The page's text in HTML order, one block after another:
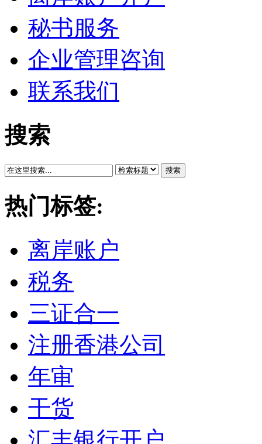
秘书服务
企业管理咨询
联系我们
搜索
搜索
热门标签:
离岸账户
税务
三证合一
注册香港公司
年审
干货